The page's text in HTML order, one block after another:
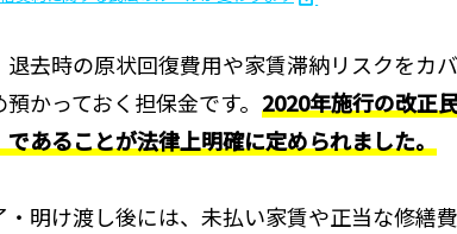
退去時の原状回復費用や家賃滞納リスクをカ
かっておく担保金です。 2020年施行の改正
であることが法律上明確に定められました。
・明け渡し後には、未払い家賃や正当な修繕